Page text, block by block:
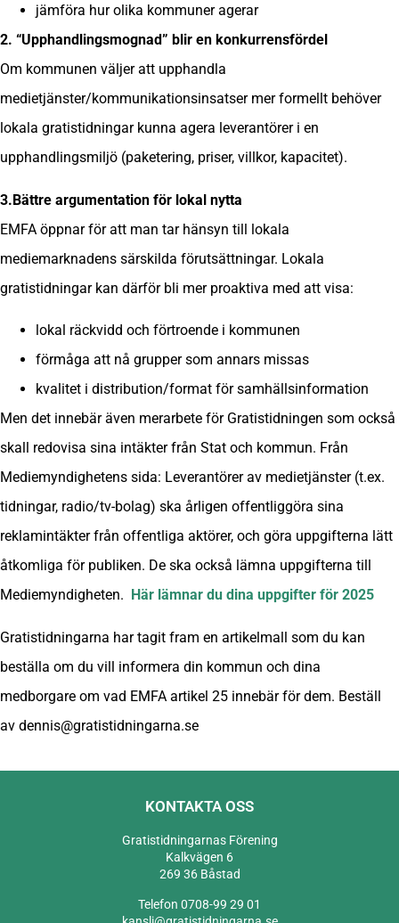
jämföra hur olika kommuner agerar
2. “Upphandlingsmognad” blir en konkurrensfördel
Om kommunen väljer att upphandla
medietjänster/kommunikationsinsatser mer formellt behöver
lokala gratistidningar kunna agera leverantörer i en
upphandlingsmiljö (paketering, priser, villkor, kapacitet).
3.Bättre argumentation för lokal nytta
EMFA öppnar för att man tar hänsyn till lokala
mediemarknadens särskilda förutsättningar. Lokala
gratistidningar kan därför bli mer proaktiva med att visa:
lokal räckvidd och förtroende i kommunen
förmåga att nå grupper som annars missas
kvalitet i distribution/format för samhällsinformation
Men det innebär även merarbete för Gratistidningen som också
skall redovisa sina intäkter från Stat och kommun. Från
Mediemyndighetens sida: Leverantörer av medietjänster (t.ex.
tidningar, radio/tv-bolag) ska årligen offentliggöra sina
reklamintäkter från offentliga aktörer, och göra uppgifterna lätt
åtkomliga för publiken. De ska också lämna uppgifterna till
Mediemyndigheten.
Här lämnar du dina uppgifter för 2025
Gratistidningarna har tagit fram en artikelmall som du kan
beställa om du vill informera din kommun och dina
medborgare om vad EMFA artikel 25 innebär för dem. Beställ
av dennis@gratistidningarna.se
KONTAKTA OSS
Gratistidningarnas Förening
Kalkvägen 6
269 36 Båstad
Telefon 0708-99 29 01